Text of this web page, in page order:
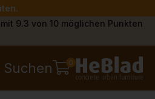
9.3 von 10 möglichen Punkten
Suchen 0